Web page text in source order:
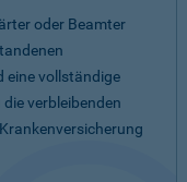
oder Beamter
eine vollständige
verbleibenden